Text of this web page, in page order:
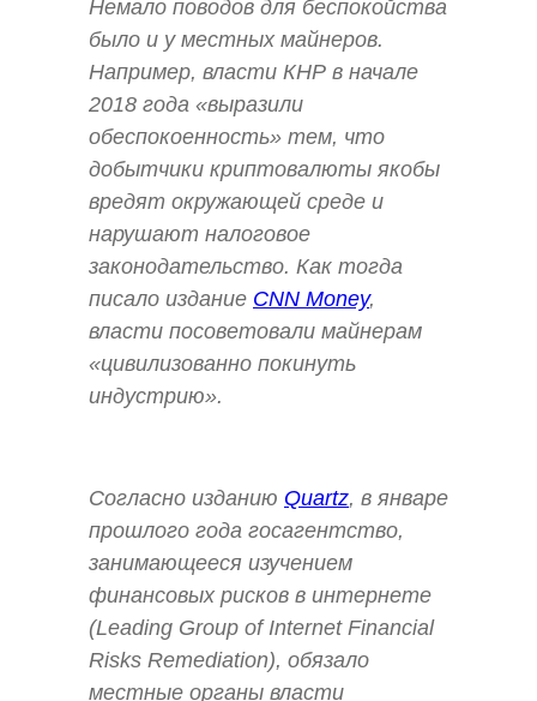
Немало поводов для беспокойства
было и у местных майнеров.
Например, власти КНР в начале
2018 года «выразили
обеспокоенность» тем, что
добытчики криптовалюты якобы
вредят окружающей среде и
нарушают налоговое
законодательство. Как тогда
писало издание CNN Money,
власти посоветовали майнерам
«цивилизованно покинуть
индустрию».
Согласно изданию Quartz, в январе
прошлого года госагентство,
занимающееся изучением
финансовых рисков в интернете
(Leading Group of Internet Financial
Risks Remediation), обязало
местные органы власти